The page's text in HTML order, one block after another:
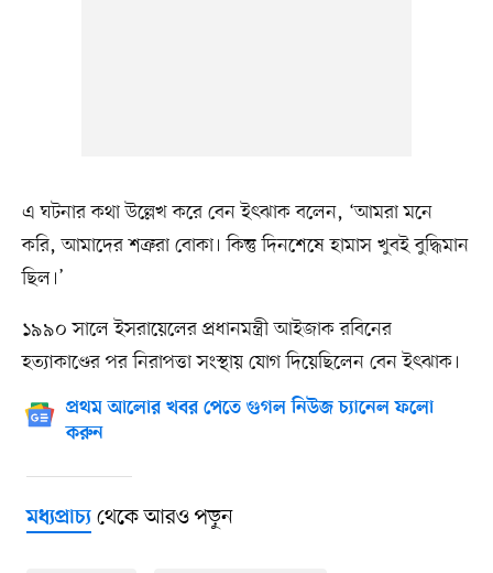
এ ঘটনার কথা উল্লেখ করে বেন ইৎঝাক বলেন, ‘আমরা মনে
করি, আমাদের শত্রুরা বোকা। কিন্তু দিনশেষে হামাস খুবই বুদ্ধিমান
ছিল।’
১৯৯০ সালে ইসরায়েলের প্রধানমন্ত্রী আইজাক রবিনের
হত্যাকাণ্ডের পর নিরাপত্তা সংস্থায় যোগ দিয়েছিলেন বেন ইৎঝাক।
প্রথম আলোর খবর পেতে গুগল নিউজ চ্যানেল ফলো
করুন
মধ্যপ্রাচ্যথেকে আরও পড়ুন